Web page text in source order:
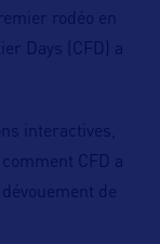
rodéo en
Days (CFD) a
interactives,
CFD a
de